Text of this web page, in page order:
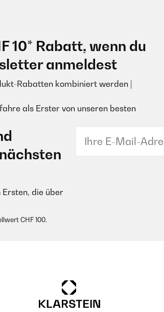
10* Rabatt, wenn du
anmeldest
Rabatten kombiniert werden |
als Erster von unseren besten
Ersten, die über
CHF 100.